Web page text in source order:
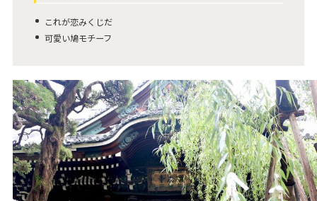
これが恋みくじだ
可愛い鳩モチーフ